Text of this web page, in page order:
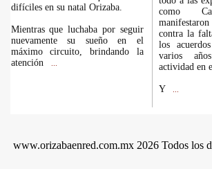
difíciles en su natal Orizaba.
Mientras que luchaba por seguir
nuevamente su sueño en el
máximo circuito, brindando la
atención
como
contra la
los
varios
actividad en
Y
www.orizabaenred.com.mx 2026 Todos los